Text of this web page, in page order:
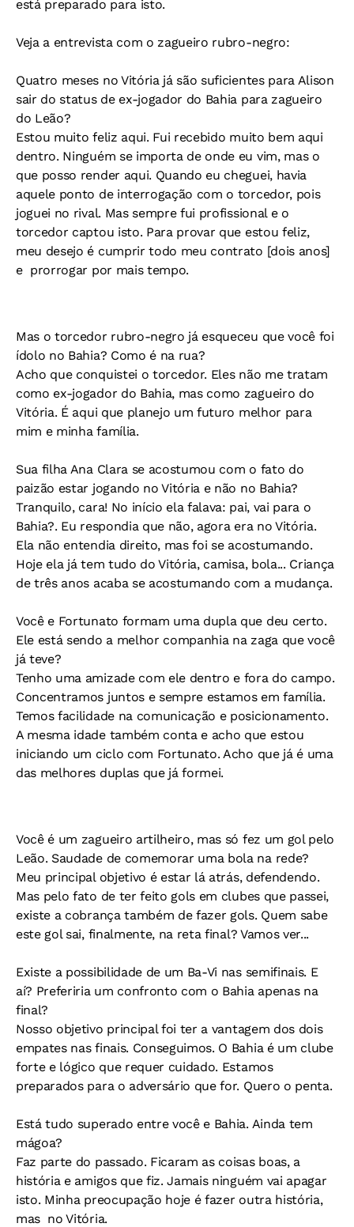
está preparado para isto.
Veja a entrevista com o zagueiro rubro-negro:
Quatro meses no Vitória já são suficientes para Alison
sair do status de ex-jogador do Bahia para zagueiro
do Leão?
Estou muito feliz aqui. Fui recebido muito bem aqui
dentro. Ninguém se importa de onde eu vim, mas o
que posso render aqui. Quando eu cheguei, havia
aquele ponto de interrogação com o torcedor, pois
joguei no rival. Mas sempre fui profissional e o
torcedor captou isto. Para provar que estou feliz,
meu desejo é cumprir todo meu contrato [dois anos]
e prorrogar por mais tempo.
Mas o torcedor rubro-negro já esqueceu que você foi
ídolo no Bahia? Como é na rua?
Acho que conquistei o torcedor. Eles não me tratam
como ex-jogador do Bahia, mas como zagueiro do
Vitória. É aqui que planejo um futuro melhor para
mim e minha família.
Sua filha Ana Clara se acostumou com o fato do
paizão estar jogando no Vitória e não no Bahia?
Tranquilo, cara! No início ela falava: pai, vai para o
Bahia?. Eu respondia que não, agora era no Vitória.
Ela não entendia direito, mas foi se acostumando.
Hoje ela já tem tudo do Vitória, camisa, bola... Criança
de três anos acaba se acostumando com a mudança.
Você e Fortunato formam uma dupla que deu certo.
Ele está sendo a melhor companhia na zaga que você
já teve?
Tenho uma amizade com ele dentro e fora do campo.
Concentramos juntos e sempre estamos em família.
Temos facilidade na comunicação e posicionamento.
A mesma idade também conta e acho que estou
iniciando um ciclo com Fortunato. Acho que já é uma
das melhores duplas que já formei.
Você é um zagueiro artilheiro, mas só fez um gol pelo
Leão. Saudade de comemorar uma bola na rede?
Meu principal objetivo é estar lá atrás, defendendo.
Mas pelo fato de ter feito gols em clubes que passei,
existe a cobrança também de fazer gols. Quem sabe
este gol sai, finalmente, na reta final? Vamos ver...
Existe a possibilidade de um Ba-Vi nas semifinais. E
aí? Preferiria um confronto com o Bahia apenas na
final?
Nosso objetivo principal foi ter a vantagem dos dois
empates nas finais. Conseguimos. O Bahia é um clube
forte e lógico que requer cuidado. Estamos
preparados para o adversário que for. Quero o penta.
Está tudo superado entre você e Bahia. Ainda tem
mágoa?
Faz parte do passado. Ficaram as coisas boas, a
história e amigos que fiz. Jamais ninguém vai apagar
isto. Minha preocupação hoje é fazer outra história,
mas no Vitória.